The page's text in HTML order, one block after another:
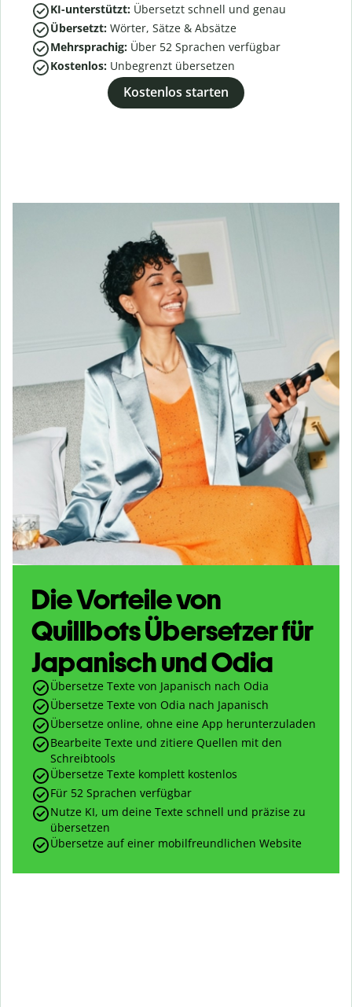
KI-unterstützt: Übersetzt schnell und genau
Übersetzt: Wörter, Sätze & Absätze
Mehrsprachig: Über 52 Sprachen verfügbar
Kostenlos: Unbegrenzt übersetzen
Kostenlos starten
Die Vorteile von
Quillbots Übersetzer für
Japanisch und Odia
Übersetze Texte von Japanisch nach Odia
Übersetze Texte von Odia nach Japanisch
Übersetze online, ohne eine App herunterzuladen
Bearbeite Texte und zitiere Quellen mit den
Schreibtools
Übersetze Texte komplett kostenlos
Für 52 Sprachen verfügbar
Nutze KI, um deine Texte schnell und präzise zu
übersetzen
Übersetze auf einer mobilfreundlichen Website